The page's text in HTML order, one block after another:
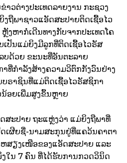
າວຕ່າງປະເທດລາຍງານ ກະຊວງ
ຖືພາຊາວແອັດສະປາຍຕິດເຊື້ອໄວ
ງຫາກໍ່ເດີນທາງກັບຈາກປະເທດໂຄ
ເປັນແມ່ຍິງມີລູກທີ່ຕິດເຊື້ອໄວຣັສ
ບດ້ວຍ ຂະນະທີ່ອັນຕະລາຍ
ທີ່ກໍາລັງສ້າງຄວາມວິຕົກກັງວົນຢ່າງ
ຣາຊິນທີ່ແມ່ຕິດເຊື້ອໄວຣັສຊິກາ
ອຍເພີ່ມສູງຂຶ້ນຫຼາຍ
ສະປາຍ ຖະແຫຼ່ງວ່າ ແມ່ຍິງຖືພາທີ່
ເຜີຍຊື່-ນາມສະກຸນຢູ່ທີ່ແຄວ້ນຄາຕາ
ຫສຽງເໜືອຂອງແອັດສະປາຍ ແລະ
ໃນ 7 ຄົນ ທີ່ໄດ້ຮັບການກວດວິນິດ